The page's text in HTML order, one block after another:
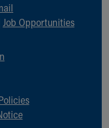
Job Opportunities